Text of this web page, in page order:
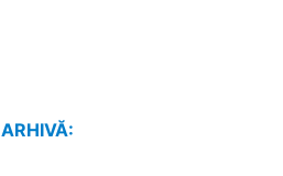
ARHIVĂ: